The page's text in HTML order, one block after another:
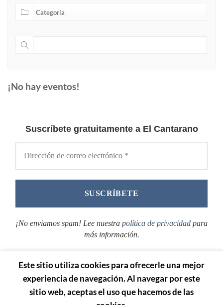
¡No hay eventos!
Suscríbete gratuitamente a El Cantarano
¡No enviamos spam! Lee nuestra política de privacidad para
más información.
Este sitio utiliza cookies para ofrecerle una mejor
experiencia de navegación. Al navegar por este
sitio web, aceptas el uso que hacemos de las